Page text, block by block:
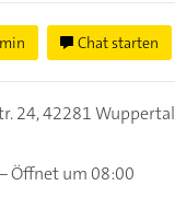
Chat starten
24,42281 Wuppertal
Öffnet um 08:00